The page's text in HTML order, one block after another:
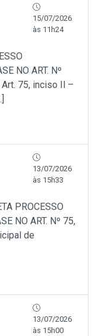
15/07/2026
às 11h24
NO ART. Nº
75, inciso Il –
13/07/2026
às 15h33
PROCESSO
NO ART. Nº 75,
de
13/07/2026
às 15h00